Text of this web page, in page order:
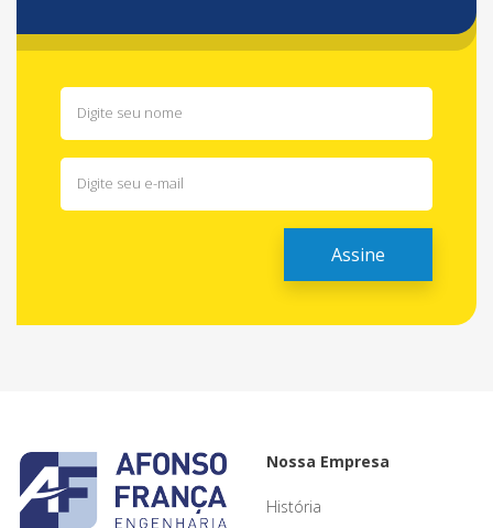
Nossa Empresa
História